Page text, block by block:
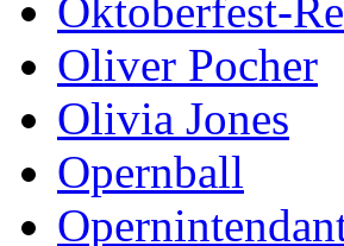
Oktoberfest-
Oliver Pocher
Olivia Jones
Opernball